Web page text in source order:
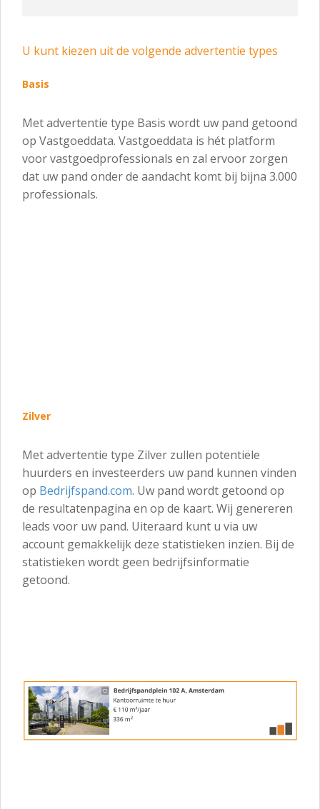
U kunt kiezen uit de volgende advertentie types
Basis
Met advertentie type Basis wordt uw pand getoond
op Vastgoeddata. Vastgoeddata is hét platform
voor vastgoedprofessionals en zal ervoor zorgen
dat uw pand onder de aandacht komt bij bijna 3.000
professionals.
Zilver
Met advertentie type Zilver zullen potentiële
huurders en investeerders uw pand kunnen vinden
op Bedrijfspand.com. Uw pand wordt getoond op
de resultatenpagina en op de kaart. Wij genereren
leads voor uw pand. Uiteraard kunt u via uw
account gemakkelijk deze statistieken inzien. Bij de
statistieken wordt geen bedrijfsinformatie
getoond.